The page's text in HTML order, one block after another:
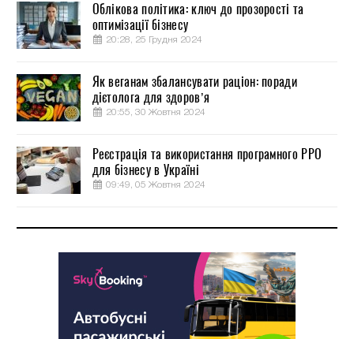
Облікова політика: ключ до прозорості та
оптимізації бізнесу
20:28, 25 Грудня 2024
Як веганам збалансувати раціон: поради
дієтолога для здоров’я
20:55, 30 Жовтня 2024
Реєстрація та використання програмного РРО
для бізнесу в Україні
09:49, 05 Жовтня 2024